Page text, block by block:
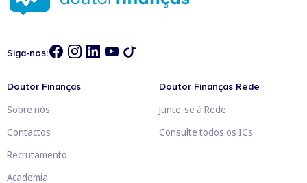
Siga-nos:
Doutor Finanças
Sobre nós
Contactos
Recrutamento
Academia
Doutor Finanças Rede
Junte-se à Rede
Consulte todos os ICs